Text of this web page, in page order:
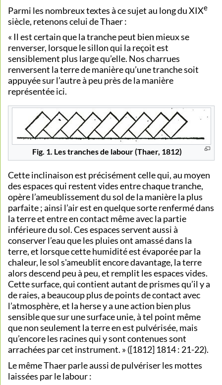
Parmi les nombreux textes à ce sujet au long du XIXe
siècle, retenons celui de Thaer :
« Il est certain que la tranche peut bien mieux se
renverser, lorsque le sillon qui la reçoit est
sensiblement plus large qu’elle. Nos charrues
renversent la terre de manière qu’une tranche soit
appuyée sur l’autre à peu près de la manière
représentée ici.
Fig. 1. Les tranches de labour (Thaer, 1812)
Cette inclinaison est précisément celle qui, au moyen
des espaces qui restent vides entre chaque tranche,
opère l’ameublissement du sol de la manière la plus
parfaite ; ainsi l’air est en quelque sorte renfermé dans
la terre et entre en contact même avec la partie
inférieure du sol. Ces espaces servent aussi à
conserver l’eau que les pluies ont amassé dans la
terre, et lorsque cette humidité est évaporée par la
chaleur, le sol s'ameublit encore davantage, la terre
alors descend peu à peu, et remplit les espaces vides.
Cette surface, qui contient autant de prismes qu’il y a
de raies, a beaucoup plus de points de contact avec
l’atmosphère, et la herse y a une action bien plus
sensible que sur une surface unie, à tel point même
que non seulement la terre en est pulvérisée, mais
qu’encore les racines qui y sont contenues sont
arrachées par cet instrument. » ([1812] 1814 : 21-22).
Le même Thaer parle aussi de pulvériser les mottes
laissées par le labour :